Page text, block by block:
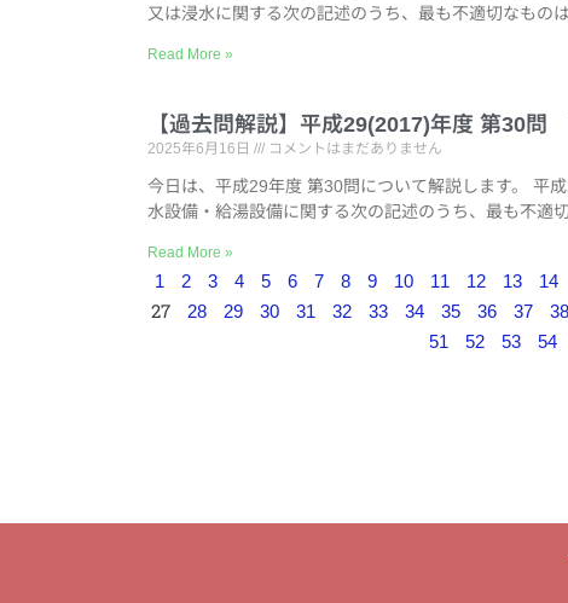
又は浸水に関する次の記述のうち、最も不適切なも
Read More »
【過去問解説】平成29(2017)年度 第30
2025年6月16日 コメントはまだありません
今日は、平成29年度 第30問について解説します。 平
水設備・給湯設備に関する次の記述のうち、最も不
Read More »
1 2 3 4 5 6 7 8 9 10 11 12 13 14
27 28 29 30 31 32 33 34 35 36 37 38
51
52 53 54